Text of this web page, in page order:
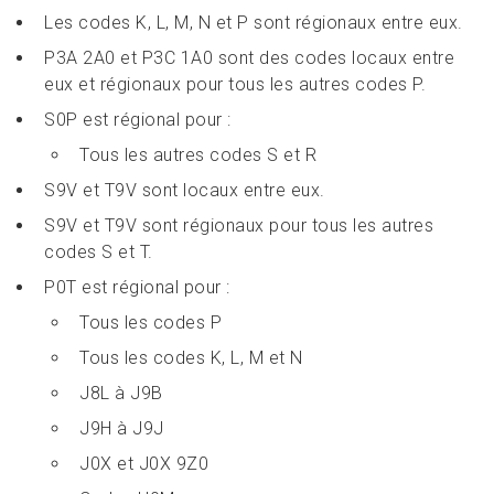
Les codes K, L, M, N et P sont régionaux entre eux.
P3A 2A0 et P3C 1A0 sont des codes locaux entre
eux et régionaux pour tous les autres codes P.
S0P est régional pour :
Tous les autres codes S et R
S9V et T9V sont locaux entre eux.
S9V et T9V sont régionaux pour tous les autres
codes S et T.
P0T est régional pour :
Tous les codes P
Tous les codes K, L, M et N
J8L à J9B
J9H à J9J
J0X et J0X 9Z0